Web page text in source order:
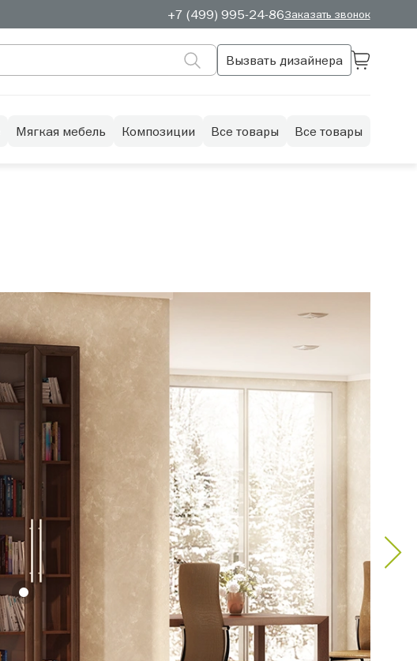
+7 (499) 995-24-86Заказать звонок
Вызвать дизайнера
Мягкая мебель Композиции Все товары Все товары